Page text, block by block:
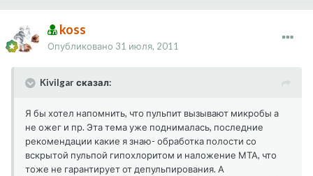
koss
Опубликовано 31 июля, 2011
Kivilgar сказал:
Я бы хотел напомнить, что пульпит вызывают микробы а
не ожег и пр. Эта тема уже поднималась, последние
рекомендации какие я знаю- обработка полости со
вскрытой пульпой гипохлоритом и наложение МТА, что
тоже не гарантирует от депульпирования. А